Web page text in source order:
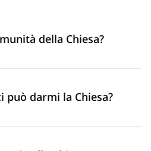
della Chiesa?
può darmi la Chiesa?